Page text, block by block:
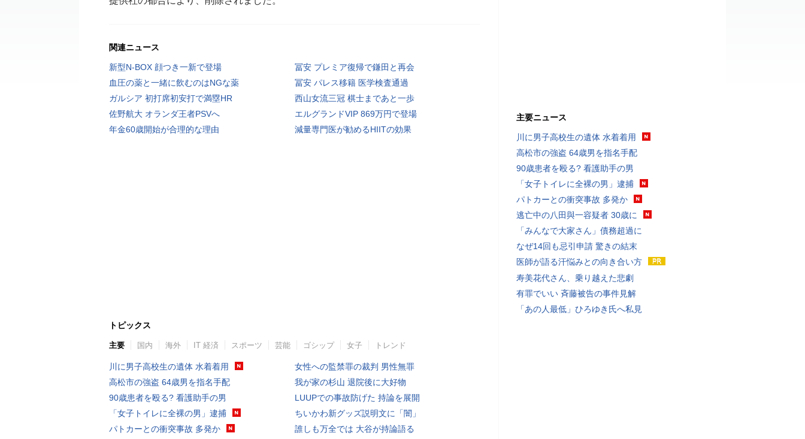
関連ニュース
新型N-BOX 顔つき一新で登場
冨安 プレミア復帰で鎌田と再会
血圧の薬と一緒に飲むのはNGな薬
冨安 パレス移籍 医学検査通過
ガルシア 初打席初安打で満塁HR
西山女流三冠 棋士まであと一歩
佐野航大 オランダ王者PSVへ
エルグランドVIP 869万円で登場
年金60歳開始が合理的な理由
減量専門医が勧めるHIITの効果
トピックス
主要 国内 海外 IT 経済 スポーツ 芸能 ゴシップ 女子 トレンド
川に男子高校生の遺体 水着着用
高松市の強盗 64歳男を指名手配
90歳患者を殴る? 看護助手の男
「女子トイレに全裸の男」逮捕
パトカーとの衝突事故 多発か
女性への監禁罪の裁判 男性無罪
我が家の杉山 退院後に大好物
LUUPでの事故防げた 持論を展開
ちいかわ新グッズ説明文に「闇」
誰しも万全では 大谷が持論語る
主要ニュース
川に男子高校生の遺体 水着着用
高松市の強盗 64歳男を指名手配
90歳患者を殴る? 看護助手の男
「女子トイレに全裸の男」逮捕
パトカーとの衝突事故 多発か
逃亡中の八田與一容疑者 30歳に
「みんなで大家さん」債務超過に
なぜ14回も忌引申請 驚きの結末
医師が語る汗悩みとの向き合い方
寿美花代さん、乗り越えた悲劇
有罪でいい 斉藤被告の事件見解
「あの人最低」ひろゆき氏へ私見